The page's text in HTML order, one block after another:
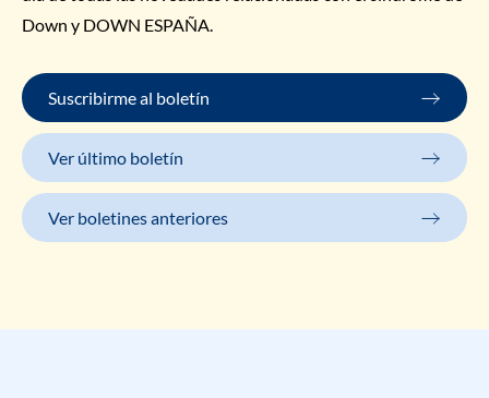
Down y DOWN ESPAÑA.
Suscribirme al boletín
Ver último boletín
Ver boletines anteriores